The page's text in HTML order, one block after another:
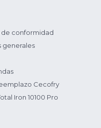
conformidad
generales
Cecofry
Iron 10100 Pro